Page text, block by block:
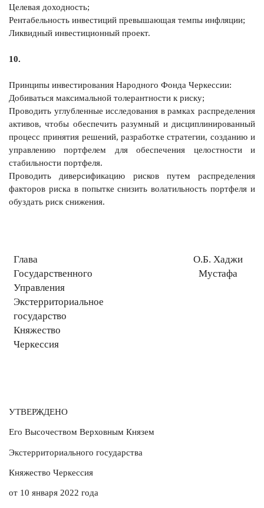
Целевая доходность;
Рентабельность инвестиций превышающая темпы инфляции;
Ликвидный инвестиционный проект.
10.
Принципы инвестирования Народного Фонда Черкессии:
Добиваться максимальной толерантности к риску;
Проводить углубленные исследования в рамках распределения
активов, чтобы обеспечить разумный и дисциплинированный
процесс принятия решений, разработке стратегии, созданию и
управлению портфелем для обеспечения целостности и
стабильности портфеля.
Проводить диверсификацию рисков путем распределения
факторов риска в попытке снизить волатильность портфеля и
обуздать риск снижения.
Глава
Государственного
Управления
Экстерриториальное
государство
Княжество
Черкессия
О.Б. Хаджи
Мустафа
УТВЕРЖДЕНО
Его Высочеством Верховным Князем
Экстерриториального государства
Княжество Черкессия
от 10 января 2022 года